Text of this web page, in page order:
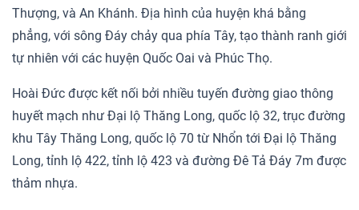
Thượng, và An Khánh. Địa hình của huyện khá bằng
phẳng, với sông Đáy chảy qua phía Tây, tạo thành ranh giới
tự nhiên với các huyện Quốc Oai và Phúc Thọ.
Hoài Đức được kết nối bởi nhiều tuyến đường giao thông
huyết mạch như Đại lộ Thăng Long, quốc lộ 32, trục đường
khu Tây Thăng Long, quốc lộ 70 từ Nhổn tới Đại lộ Thăng
Long, tỉnh lộ 422, tỉnh lộ 423 và đường Đê Tả Đáy 7m được
thảm nhựa.